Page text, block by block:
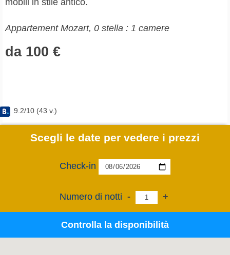
mobili in stile antico.
Appartement Mozart, 0 stella : 1 camere
da 100 €
9.2/10 (43 v.)
Scegli le date per vedere i prezzi
Check-in
Numero di notti - +
Controlla la disponibilità